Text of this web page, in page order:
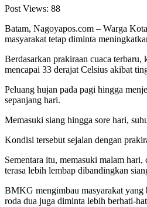
Post Views: 88
Batam, Nagoyapos.com – Warga
masyarakat tetap diminta
Berdasarkan prakiraan cuaca
mencapai 33 derajat Celsius akibat
Peluang hujan pada pagi hingga
sepanjang hari.
Memasuki siang hingga sore hari,
Kondisi tersebut sejalan dengan
Sementara itu, memasuki malam
terasa lebih lembap dibandingkan
BMKG mengimbau masyarakat yang
roda dua juga diminta lebih berhati-